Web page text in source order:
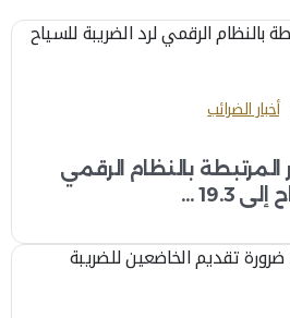
أخبار الضرائب
المرتبطة بالنظام الرقمي
19.3 ...